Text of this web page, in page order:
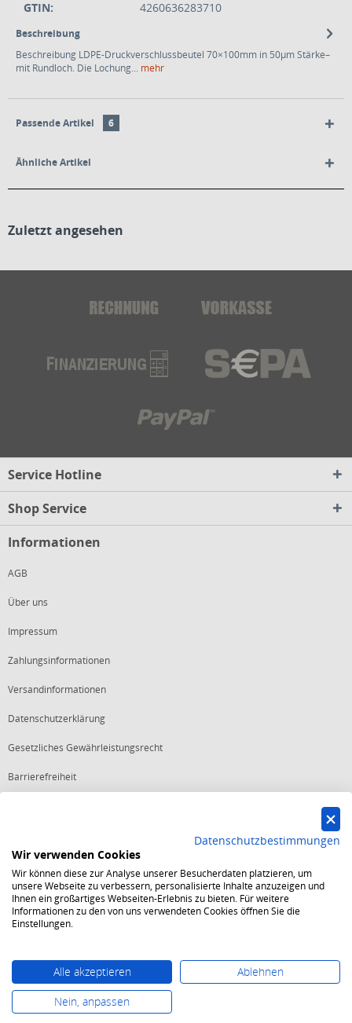
GTIN:
4260636283710
Beschreibung
Beschreibung LDPE-Druckverschlussbeutel 70×100mm in 50µm Stärke–
mit Rundloch. Die Lochung... mehr
Passende Artikel 6
Ähnliche Artikel
Zuletzt angesehen
Service Hotline
Shop Service
Informationen
AGB
Über uns
Impressum
Zahlungsinformationen
Versandinformationen
Datenschutzerklärung
Gesetzliches Gewährleistungsrecht
Barrierefreiheit
Starker Service
Shops mit dem Excellent Shop Award stehen seit mehr als 5,
10, 15 oder 20 Jahren für ein sicheres und angenehmes
Einkaufserlebnis.
Echte Verlässlichkeit
Jede Bestellung ist durch den Trusted Shops Käuferschutz
abgesichert und es gelten strenge Kriterien zum Schutz
persönlicher Daten.
Datenschutzbestimmungen
Wir verwenden Cookies
Wir können diese zur Analyse unserer Besucherdaten platzieren, um
unsere Webseite zu verbessern, personalisierte Inhalte anzuzeigen und
Ihnen ein großartiges Webseiten-Erlebnis zu bieten. Für weitere
Informationen zu den von uns verwendeten Cookies öffnen Sie die
Einstellungen.
Alle akzeptieren
Ablehnen
Nein, anpassen